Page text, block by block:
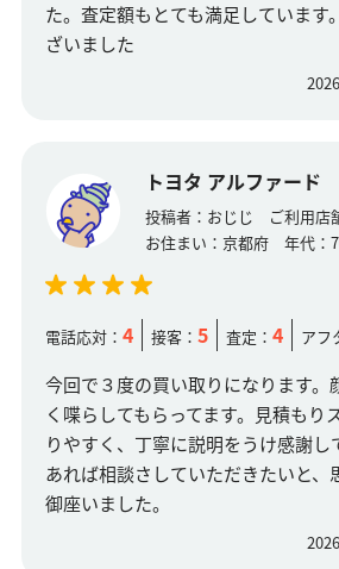
た。査定額もとても満足していま
ざいました
トヨタ アルファード
投稿者： おじじ ご利用店
お住まい： 京都府 年代：
電話応対： 4 接客： 5 査定： 4 アフ
今回で３度の買い取りになります。
く喋らしてもらってます。見積もり
りやすく、丁寧に説明をうけ感謝し
あれば相談さしていただきたいと、
御座いました。